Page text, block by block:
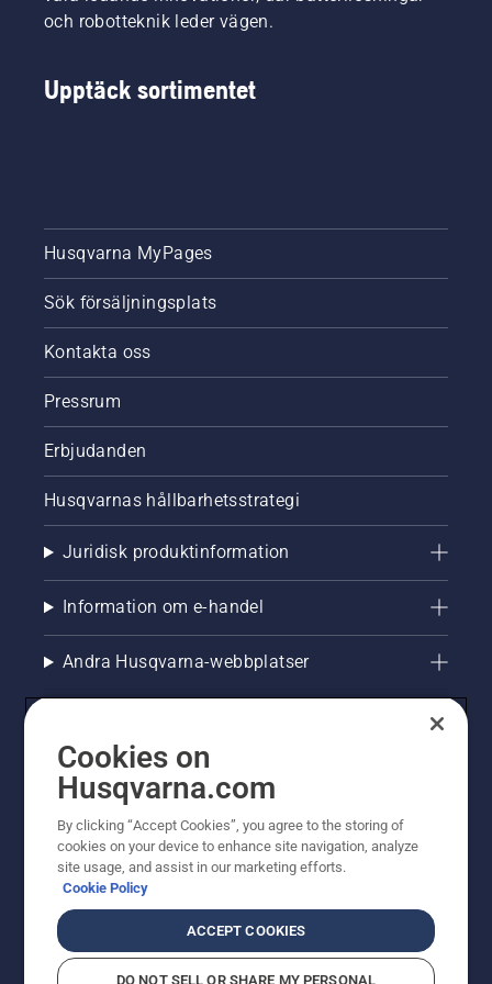
säsongen
hälsosam
och
säsongen
hälsosam
och
och robotteknik leder vägen.
Upptäck sortimentet
Husqvarna MyPages
Sök försäljningsplats
Kontakta oss
Pressrum
Erbjudanden
Husqvarnas hållbarhetsstrategi
Juridisk produktinformation
Information om e-handel
Andra Husqvarna-webbplatser
© Husqvarna AB (publ). All rights reserved. Priserna
som visas är rekommenderade cirkapriser. Alla angivna
priser är rekommenderade försäljningspriser (inkl.
moms) om inte produkten är tillgänglig för direkt köp.
Cookies on
Husqvarna.com
By clicking “Accept Cookies”, you agree to the storing of
cookies on your device to enhance site navigation, analyze
site usage, and assist in our marketing efforts.
Cookie Policy
ACCEPT COOKIES
DO NOT SELL OR SHARE MY PERSONAL